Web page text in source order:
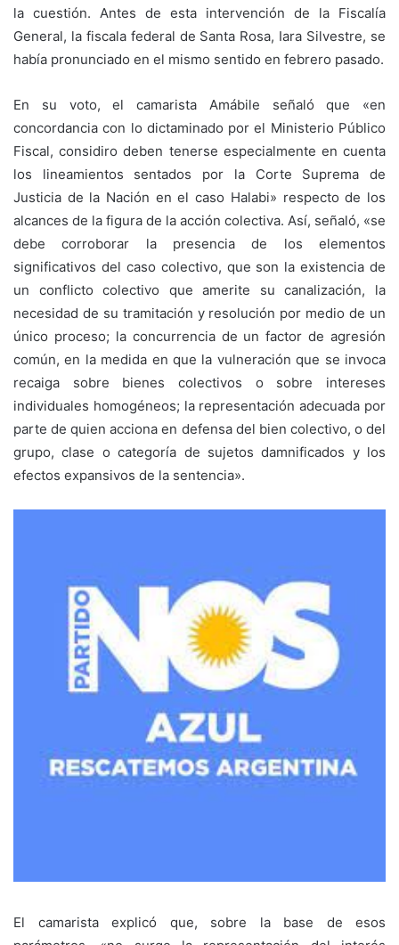
la cuestión. Antes de esta intervención de la Fiscalía
General, la fiscala federal de Santa Rosa, Iara Silvestre, se
había pronunciado en el mismo sentido en febrero pasado.
En su voto, el camarista Amábile señaló que «en
concordancia con lo dictaminado por el Ministerio Público
Fiscal, considiro deben tenerse especialmente en cuenta
los lineamientos sentados por la Corte Suprema de
Justicia de la Nación en el caso Halabi» respecto de los
alcances de la figura de la acción colectiva. Así, señaló, «se
debe corroborar la presencia de los elementos
significativos del caso colectivo, que son la existencia de
un conflicto colectivo que amerite su canalización, la
necesidad de su tramitación y resolución por medio de un
único proceso; la concurrencia de un factor de agresión
común, en la medida en que la vulneración que se invoca
recaiga sobre bienes colectivos o sobre intereses
individuales homogéneos; la representación adecuada por
parte de quien acciona en defensa del bien colectivo, o del
grupo, clase o categoría de sujetos damnificados y los
efectos expansivos de la sentencia».
El camarista explicó que, sobre la base de esos